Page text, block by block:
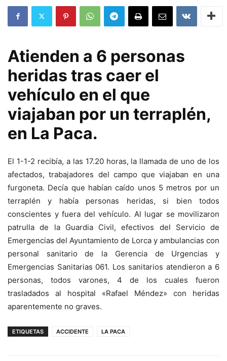
Atienden a 6 personas
heridas tras caer el
vehículo en el que
viajaban por un terraplén,
en La Paca.
El 1-1-2 recibía, a las 17.20 horas, la llamada de uno de los
afectados, trabajadores del campo que viajaban en una
furgoneta. Decía que habían caído unos 5 metros por un
terraplén y había personas heridas, si bien todos
conscientes y fuera del vehículo. Al lugar se movilizaron
patrulla de la Guardia Civil, efectivos del Servicio de
Emergencias del Ayuntamiento de Lorca y ambulancias con
personal sanitario de la Gerencia de Urgencias y
Emergencias Sanitarias 061. Los sanitarios atendieron a 6
personas, todos varones, 4 de los cuales fueron
trasladados al hospital «Rafael Méndez» con heridas
aparentemente no graves.
ETIQUETAS ACCIDENTE LA PACA